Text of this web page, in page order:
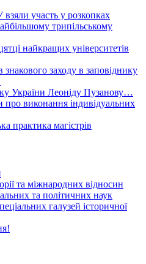
участь у розкопках
трипільському
найкращих університетів
заходу в заповіднику
України Леоніду Пузанову…
про виконання індивідуальних
практика магістрів
та міжнародних відносин
та політичних наук
галузей історичної